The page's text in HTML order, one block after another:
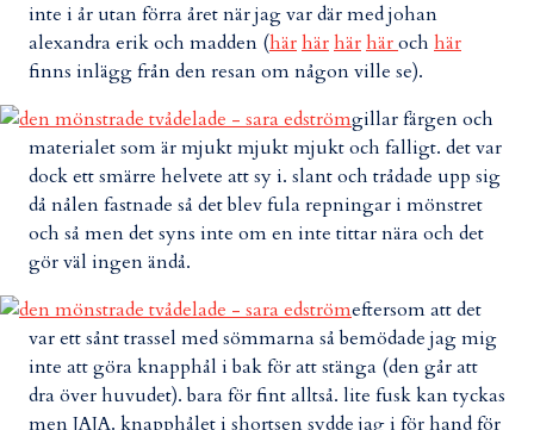
inte i år utan förra året när jag var där med johan
alexandra erik och madden (härhärhärhäroch här
finns inlägg från den resan om någon ville se).
gillar färgen och
materialet som är mjukt mjukt mjukt och falligt. det var
dock ett smärre helvete att sy i. slant och trådade upp sig
då nålen fastnade så det blev fula repningar i mönstret
och så men det syns inte om en inte tittar nära och det
gör väl ingen ändå.
eftersom att det
var ett sånt trassel med sömmarna så bemödade jag mig
inte att göra knapphål i bak för att stänga (den går att
dra över huvudet). bara för fint alltså. lite fusk kan tyckas
men JAJA. knapphålet i shortsen sydde jag i för hand för